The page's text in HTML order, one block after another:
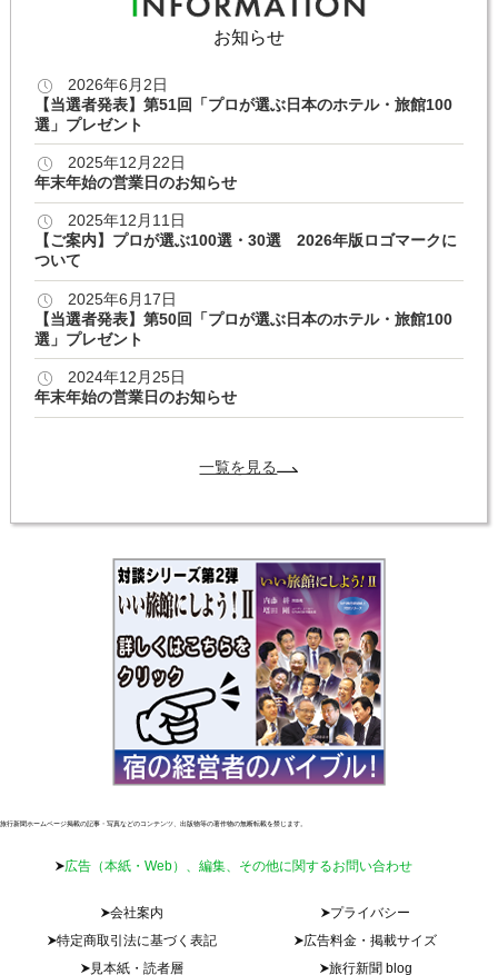
お知らせ
2026年6月2日
【当選者発表】第51回「プロが選ぶ日本のホテル・旅館100
選」プレゼント
2025年12月22日
年末年始の営業日のお知らせ
2025年12月11日
【ご案内】プロが選ぶ100選・30選 2026年版ロゴマークに
ついて
2025年6月17日
【当選者発表】第50回「プロが選ぶ日本のホテル・旅館100
選」プレゼント
2024年12月25日
年末年始の営業日のお知らせ
一覧を見る
旅行新聞ホームページ掲載の記事・写真などのコンテンツ、出版物等の著作物の無断転載を禁じます。
広告（本紙・Web）、編集、その他に関するお問い合わせ
会社案内
プライバシー
特定商取引法に基づく表記
広告料金・掲載サイズ
見本紙・読者層
旅行新聞 blog